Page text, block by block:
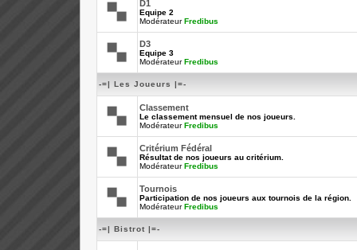
D1
Equipe 2
ModérateurFredibus
D3
Equipe 3
ModérateurFredibus
-=| Les Joueurs |=-
Classement
Le classement mensuel de nos joueurs.
ModérateurFredibus
Critérium Fédéral
Résultat de nos joueurs au critérium.
ModérateurFredibus
Tournois
Participation de nos joueurs aux tournois de la région.
ModérateurFredibus
-=| Bistrot |=-